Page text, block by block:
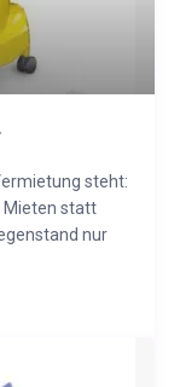
steht:
Mieten statt
nur